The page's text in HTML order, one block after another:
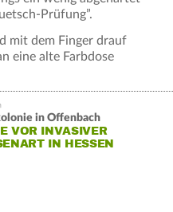
Prüfung”.
mit dem Finger drauf
eine alte Farbdose
in Offenbach
VOR INVASIVER
IN HESSEN